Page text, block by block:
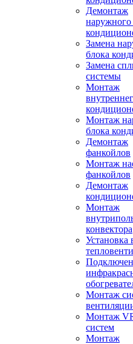
Демонтаж
наружного
Замена
блока
Замена
системы
Монтаж
Монтаж
блока
Демонтаж
фанкойлов
Монтаж
фанкойлов
Демонтаж
Монтаж
конвектора
Установка
Монтаж
Монтаж
систем
Монтаж